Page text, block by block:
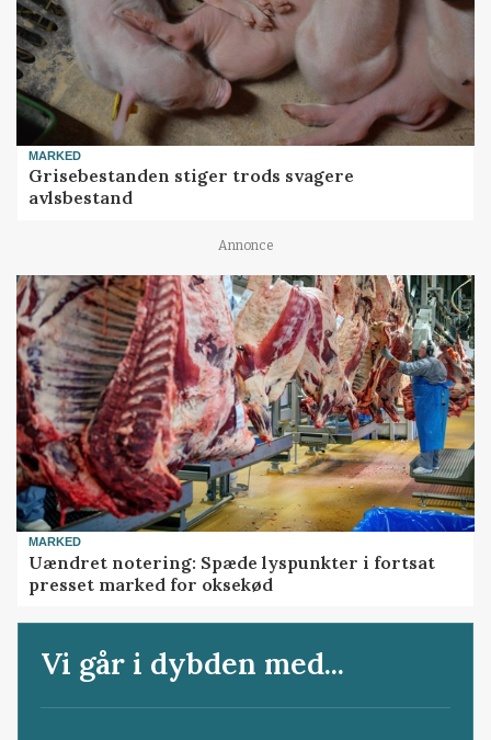
MARKED
Grisebestanden stiger trods svagere
avlsbestand
Annonce
MARKED
Uændret notering: Spæde lyspunkter i fortsat
presset marked for oksekød
Vi går i dybden med...